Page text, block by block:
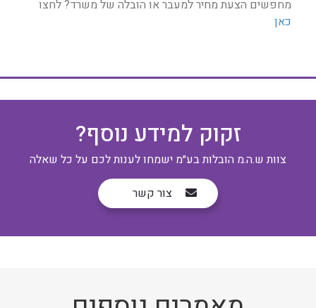
מחפשים הצעת מחיר למעבר או הובלה של משרד? לחצו
כאן
זקוק למידע נוסף?
צוות ש.ה.מ הובלות בע״מ ישמחו לענות לכם על כל שאלה
צור קשר